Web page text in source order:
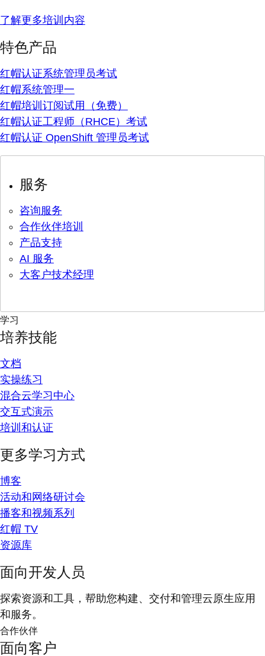
了解更多培训内容
特色产品
红帽认证系统管理员考试
红帽系统管理一
红帽培训订阅试用（免费）
红帽认证工程师（RHCE）考试
红帽认证 OpenShift 管理员考试
服务
咨询服务
合作伙伴培训
产品支持
AI 服务
大客户技术经理
学习
培养技能
文档
实操练习
混合云学习中心
交互式演示
培训和认证
更多学习方式
博客
活动和网络研讨会
播客和视频系列
红帽 TV
资源库
面向开发人员
探索资源和工具，帮助您构建、交付和管理云原生应用
和服务。
合作伙伴
面向客户